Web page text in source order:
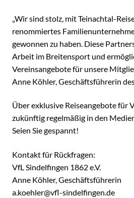
„Wir sind stolz, mit Teinachtal-
renommiertes
gewonnen zu haben. Diese
Arbeit im Breitensport und
Vereinsangebote für unsere
Anne Köhler, Geschäftsführerin
Über exklusive Reiseangebote für
zukünftig regelmäßig in den
Seien Sie gespannt!
Kontakt für Rückfragen:
VfL Sindelfingen 1862 e.V.
Anne Köhler, Geschäftsführerin
a.koehler@vfl-sindelfingen.de